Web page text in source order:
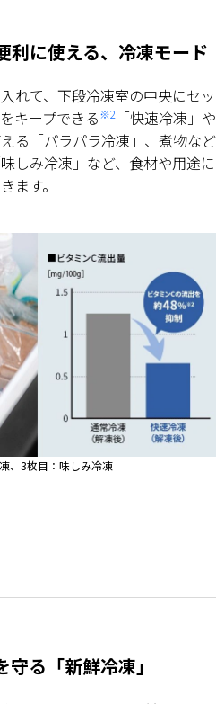
利に使える、冷凍モード
れて、下段冷凍室の中央にセッ
キープできる※2 「快速冷凍」や
る「パラパラ冷凍」、煮物など
しみ冷凍」など、食材や用途に
ます。
、3枚目：味しみ冷凍
る「新鮮冷凍」